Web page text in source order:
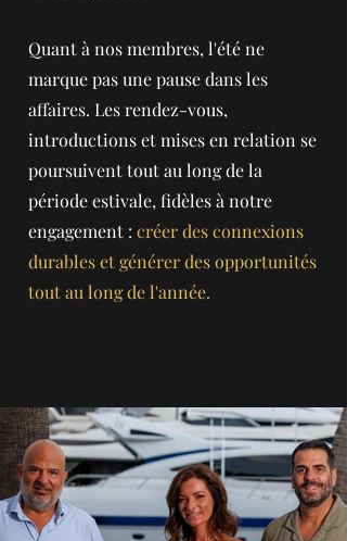
Quant à nos membres, l'été ne
marque pas une pause dans les
affaires. Les rendez-vous,
introductions et mises en relation se
poursuivent tout au long de la
période estivale, fidèles à notre
engagement : créer des connexions
durables et générer des opportunités
tout au long de l'année.